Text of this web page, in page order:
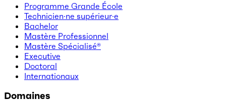
Programme Grande École
Technicien·ne supérieur·e
Bachelor
Mastère Professionnel
Mastère Spécialisé®
Executive
Doctoral
Internationaux
Domaines